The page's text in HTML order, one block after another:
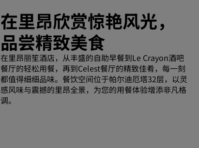
美好的初遇，丰厚的奖励
当日特惠
提前预订
查看套餐
旅行灵感
在里昂欣赏惊艳风光，
品尝精致美食
在里昂丽笙酒店，从丰盛的自助早餐到Le Crayon酒吧
餐厅的轻松用餐，再到Celest餐厅的精致佳肴，每一刻
都值得细细品味。餐饮空间位于帕尔迪厄塔32层，以灵
感风味与震撼的里昂全景，为您的用餐体验增添非凡格
调。